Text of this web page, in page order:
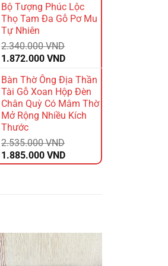
là:
2.640.000 VND.
tại
là:
Bộ Tượng Phúc Lộc
Thọ Tam Đa Gỗ Pơ Mu
Tự Nhiên
2.340.000VND
Giá
là:
2.340.000 VND.
1.872.000VNDGiá
tại
là:
1.872.000 VND.
Bàn Thờ Ông Địa Thần
Tài Gỗ Xoan Hộp Đèn
Chân Quỳ Có Mâm Thờ
Mở Rộng Nhiều Kích
Thước
2.535.000VND
Giá
gốc
1.885.000VNDGiá
hiện